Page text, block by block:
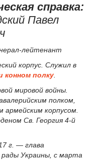
справка:
Павел
лейтенант
корпус. Служил в
конном полку.
мировой войны.
полком,
армейским корпусом.
Св. Георгия 4-й
г. — глава
Украины, с марта